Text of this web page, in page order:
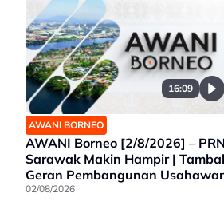
16:09
AWANI BORNEO
AWANI Borneo [2/8/2026] – PRN
Sarawak Makin Hampir |
Geran Pembangunan
Wanita | Projek Empangan Air
02/08/2026